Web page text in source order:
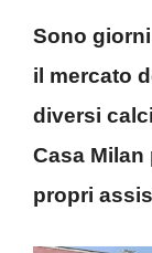
Sono
il mercato
diversi
Casa Milan
propri